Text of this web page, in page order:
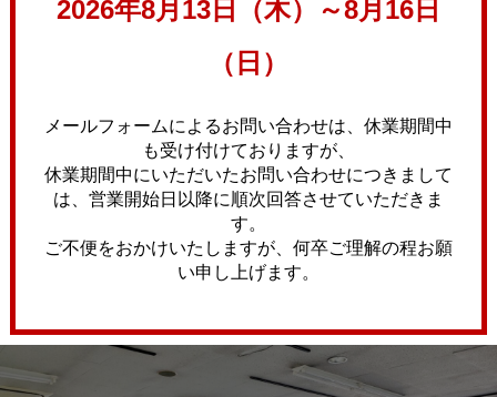
2026年8月13日（木）～8月16日
（日）
メールフォームによるお問い合わせは、休業期間中
も受け付けておりますが、
休業期間中にいただいたお問い合わせにつきまして
は、営業開始日以降に順次回答させていただきま
す。
ご不便をおかけいたしますが、何卒ご理解の程お願
い申し上げます。